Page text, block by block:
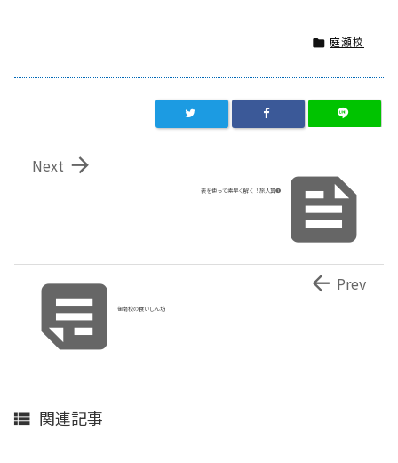
 庭瀬校

表を使って素早く解く！旅人算❶

Next
御南校の食いしん坊
 Prev
 関連記事